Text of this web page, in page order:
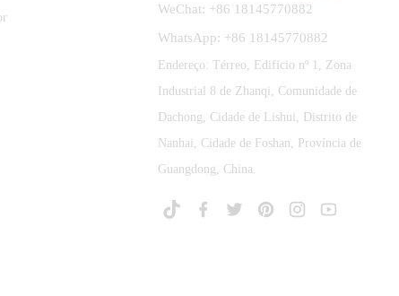
WeChat: +86 18145770882
WhatsApp: +86 18145770882
Endereço: Térreo, Edifício nº 1, Zona
Industrial 8 de Zhanqi, Comunidade de
Dachong, Cidade de Lishui, Distrito de
Nanhai, Cidade de Foshan, Província de
Guangdong, China.